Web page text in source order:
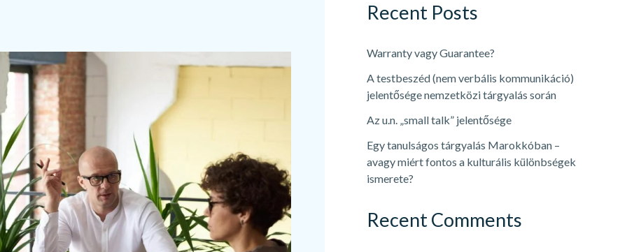
Recent Posts
Warranty vagy Guarantee?
A testbeszéd (nem verbális kommunikáció)
jelentősége nemzetközi tárgyalás során
Az u.n. „small talk” jelentősége
Egy tanulságos tárgyalás Marokkóban –
avagy miért fontos a kulturális különbségek
ismerete?
Recent Comments